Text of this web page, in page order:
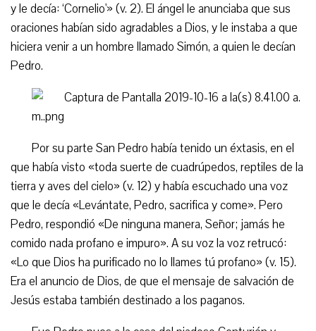
y le decía: ‘Cornelio'» (v. 2). El ángel le anunciaba que sus
oraciones habían sido agradables a Dios, y le instaba a que
hiciera venir a un hombre llamado Simón, a quien le decían
Pedro.
Por su parte San Pedro había tenido un éxtasis, en el
que había visto «toda suerte de cuadrúpedos, reptiles de la
tierra y aves del cielo» (v. 12) y había escuchado una voz
que le decía «Levántate, Pedro, sacrifica y come». Pero
Pedro, respondió «De ninguna manera, Señor; jamás he
comido nada profano e impuro». A su voz la voz retrucó:
«Lo que Dios ha purificado no lo llames tú profano» (v. 15).
Era el anuncio de Dios, de que el mensaje de salvación de
Jesús estaba también destinado a los paganos.